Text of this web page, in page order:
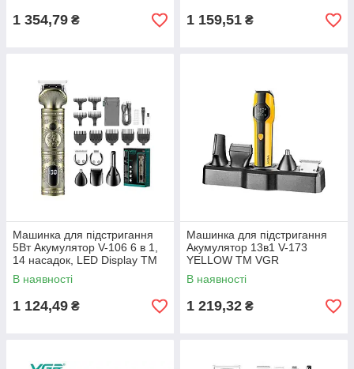
1 354,79 ₴ 1 159,51 ₴
Машинка для пiдстригання
5Вт Акумулятор V-106 6 в 1,
14 насадок, LED Display ТМ
VGR
В наявності
1 124,49 ₴
Машинка для пiдстригання
Акумулятор 13в1 V-173
YELLOW ТМ VGR
В наявності
1 219,32 ₴